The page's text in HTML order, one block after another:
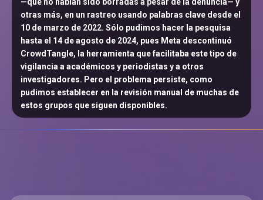
otras más, en un rastreo usando palabras clave desde el
10 de marzo de 2022. Sólo pudimos hacer la pesquisa
hasta el 14 de agosto de 2024, pues Meta descontinuó
CrowdTangle, la herramienta que facilitaba este tipo de
vigilancia a académicos y periodistas y a otros
investigadores. Pero el problema persiste, como
pudimos establecer en la revisión manual de muchas de
estos grupos que siguen disponibles.